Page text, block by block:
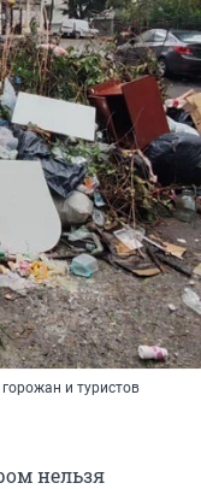
и туристов
нельзя